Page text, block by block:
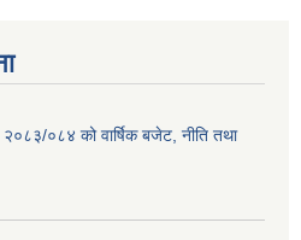
२०८३/०८४ को वार्षिक बजेट, नीति तथा